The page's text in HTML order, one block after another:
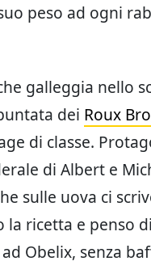
peso ad ogni
galleggia nello
dei Roux
di classe.
di Albert e
sulle uova ci
la ricetta e penso di
Obelix, senza